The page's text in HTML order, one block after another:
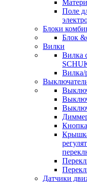
Поле
Блоки
Блок
Вилки
Вилка
Вилка/
Датчики